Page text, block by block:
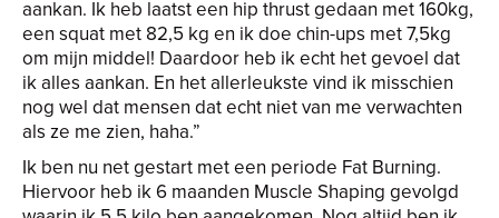
aankan. Ik heb laatst een hip thrust gedaan met 160kg,
een squat met 82,5 kg en ik doe chin-ups met 7,5kg
om mijn middel! Daardoor heb ik echt het gevoel dat
ik alles aankan. En het allerleukste vind ik misschien
nog wel dat mensen dat echt niet van me verwachten
als ze me zien, haha.”
Ik ben nu net gestart met een periode Fat Burning.
Hiervoor heb ik 6 maanden Muscle Shaping gevolgd